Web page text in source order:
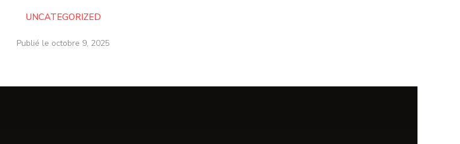
UNCATEGORIZED
Publié le octobre 9, 2025